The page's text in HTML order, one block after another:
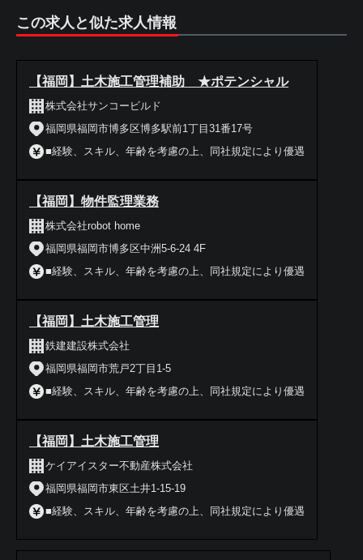
この求人と似た求人情報
【福岡】土木施工管理補助 ★ポテンシャル
株式会社サンコービルド
福岡県福岡市博多区博多駅前1丁目31番17号
■経験、スキル、年齢を考慮の上、同社規定により優遇
【福岡】物件監理業務
株式会社robot home
福岡県福岡市博多区中洲5-6-24 4F
■経験、スキル、年齢を考慮の上、同社規定により優遇
【福岡】土木施工管理
鉄建建設株式会社
福岡県福岡市荒戸2丁目1-5
■経験、スキル、年齢を考慮の上、同社規定により優遇
【福岡】土木施工管理
ケイアイスター不動産株式会社
福岡県福岡市東区土井1-15-19
■経験、スキル、年齢を考慮の上、同社規定により優遇